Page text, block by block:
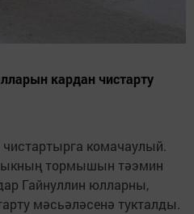
кардан чистарту
комачаулый.
тормышын тәэмин
Гайнуллин юлларны,
мәсьәләсенә тукталды.